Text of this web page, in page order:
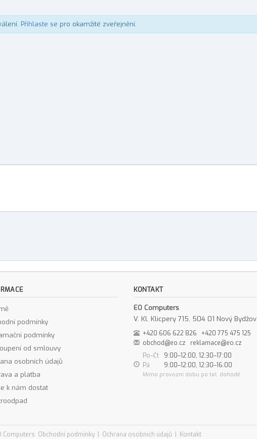
Přihlaste se pro okamžité zveřejnění.
podmínky
podmínky
od smlouvy
osobních údajů
a platba
k nám dostat
KONTAKT
EO Computers
V. Kl. Klicpery 715, 504 01 Nový Bydžov
+420 606 622 826
+420 775 475 125
obchod@eo.cz
reklamace@eo.cz
Po–Čt
9:00–12:00, 12:30–17:00
Pá
9:00–12:00, 12:30–16:00
Mimo provozní dobu po tel. dohodě
Computers Obchodní podmínky Ochrana osobních údajů Kontakt